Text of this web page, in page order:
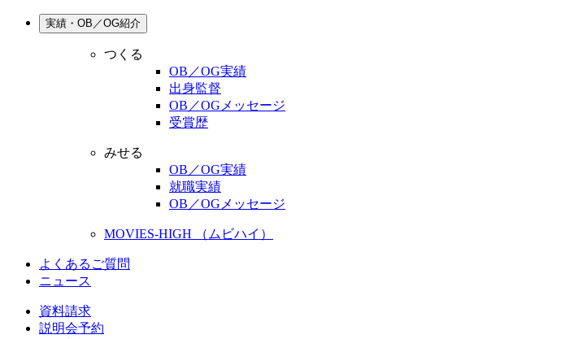
実績・OB／OG紹介
つくる
OB／OG実績
出身監督
OB／OGメッセージ
受賞歴
みせる
OB／OG実績
就職実績
OB／OGメッセージ
MOVIES-HIGH （ムビハイ）
よくあるご質問
ニュース
資料請求
説明会予約